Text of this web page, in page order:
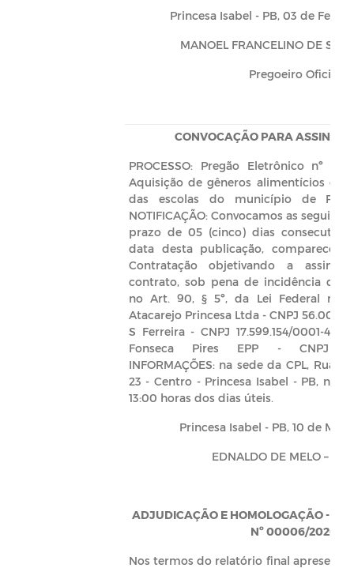
Princesa Isabel - PB, 03 de
MANOEL FRANCELINO DE
Pregoeiro Oficial
CONVOCAÇÃO PARA ASSINAR
PROCESSO: Pregão Eletrônico nº
Aquisição de gêneros alimentícios
das escolas do município de
NOTIFICAÇÃO: Convocamos as
prazo de 05 (cinco) dias
data desta publicação, comparecer
Contratação objetivando a
contrato, sob pena de incidência da
no Art. 90, § 5º, da Lei Federal nº
Atacarejo Princesa Ltda - CNPJ
S Ferreira - CNPJ 17.599.154/0001-44.
Fonseca Pires EPP - CNPJ
INFORMAÇÕES: na sede da CPL, Rua
23 - Centro - Princesa Isabel - PB, no
13:00 horas dos dias úteis.
Princesa Isabel - PB, 10 de
EDNALDO DE MELO –
ADJUDICAÇÃO E HOMOLOGAÇÃO -
Nº 00006/2026
Nos termos do relatório final